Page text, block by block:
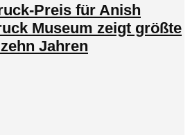
Preis für Anish
Museum zeigt größte
Jahren